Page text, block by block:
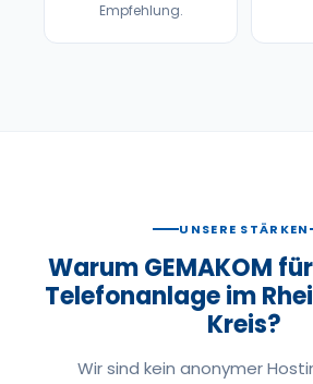
Empfehlung.
UNSERE STÄRKEN
Warum GEMAKOM
Telefonanlage im
Kreis?
Wir sind kein anonymer